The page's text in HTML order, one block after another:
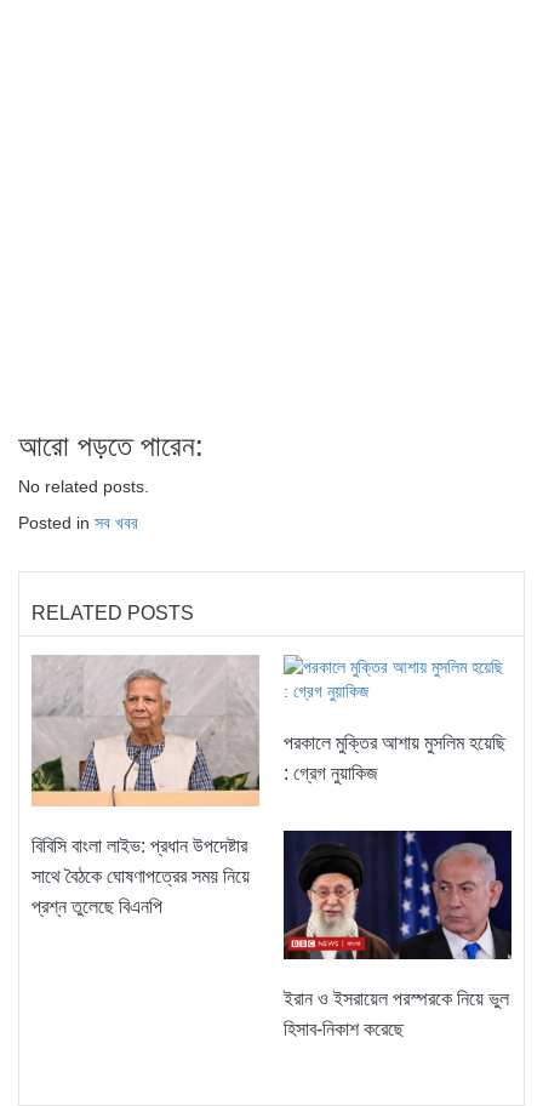
আরো পড়তে পারেন:
No related posts.
Posted in সব খবর
RELATED POSTS
বিবিসি বাংলা লাইভ: প্রধান উপদেষ্টার
সাথে বৈঠকে ঘোষণাপত্রের সময় নিয়ে
প্রশ্ন তুলেছে বিএনপি
পরকালে মুক্তির আশায় মুসলিম হয়েছি
: গ্রেগ নুয়াকিজ
ইরান ও ইসরায়েল পরস্পরকে নিয়ে ভুল
হিসাব-নিকাশ করেছে